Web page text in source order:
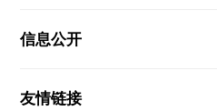
信息公开
友情链接